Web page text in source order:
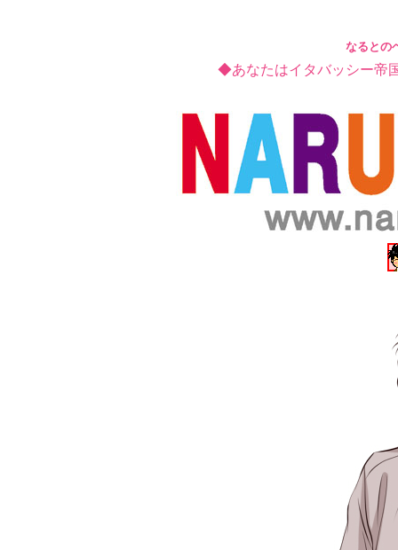
なるとの
◆あなたはイタバッシー